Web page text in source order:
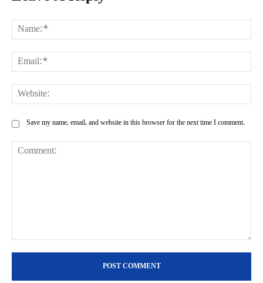
Save my name, email, and website in this browser for the next time I comment.